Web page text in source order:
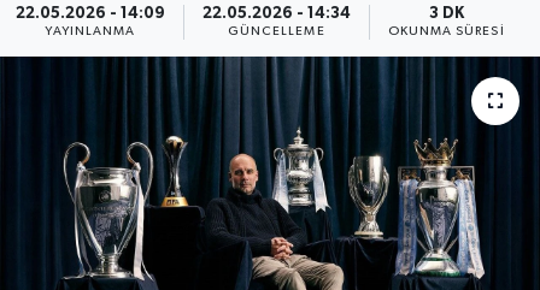
22.05.2026 - 14:09
YAYINLANMA
22.05.2026 - 14:34
GÜNCELLEME
3 DK
OKUNMA SÜRESI
RÖPORTAJLAR
SİYASET
GÜNCEL